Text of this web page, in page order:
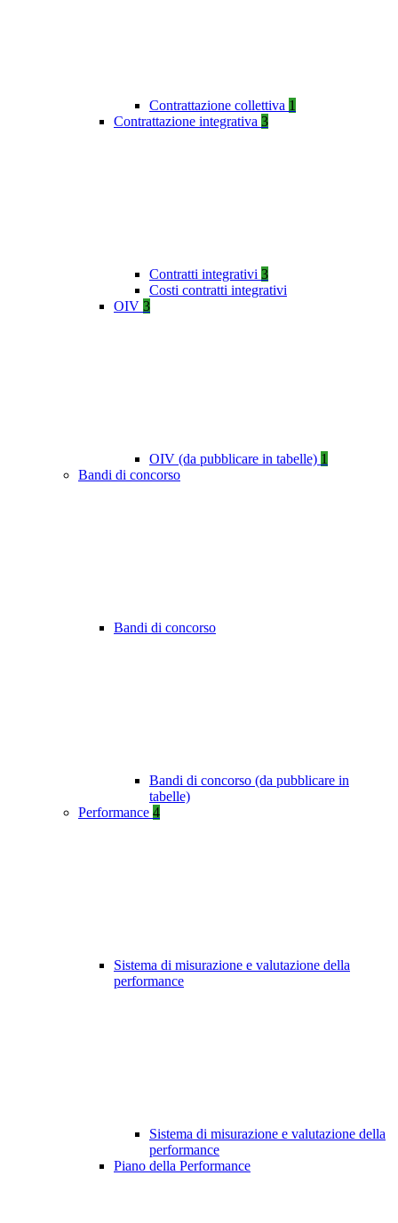
Contrattazione collettiva 1
Contrattazione integrativa 3
Contratti integrativi 3
Costi contratti integrativi
OIV 3
OIV (da pubblicare in tabelle) 1
Bandi di concorso
Bandi di concorso
Bandi di concorso (da pubblicare in
tabelle)
Performance 4
Sistema di misurazione e valutazione della
performance
Sistema di misurazione e valutazione della
performance
Piano della Performance